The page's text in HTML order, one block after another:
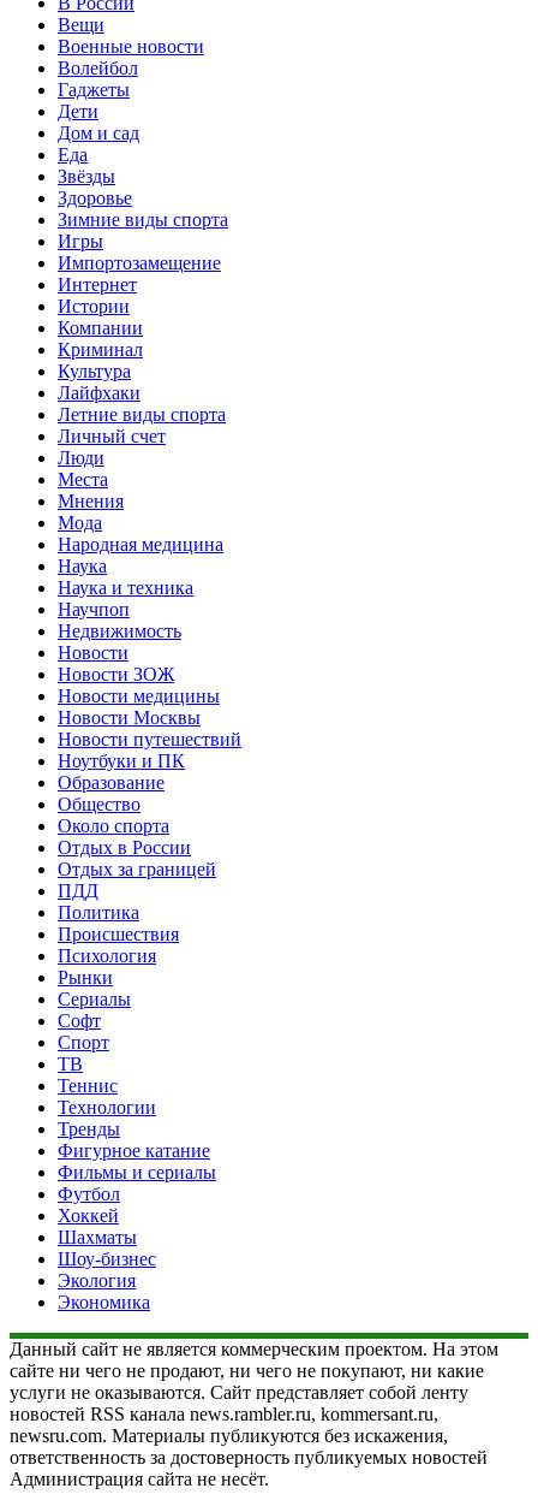
Вещи
Военные новости
Волейбол
Гаджеты
Дети
Дом и сад
Еда
Звёзды
Здоровье
Зимние виды спорта
Игры
Импортозамещение
Интернет
Истории
Компании
Криминал
Культура
Лайфхаки
Летние виды спорта
Личный счет
Люди
Места
Мнения
Мода
Народная медицина
Наука
Наука и техника
Научпоп
Недвижимость
Новости
Новости ЗОЖ
Новости медицины
Новости Москвы
Новости путешествий
Ноутбуки и ПК
Образование
Общество
Около спорта
Отдых в России
Отдых за границей
ПДД
Политика
Происшествия
Психология
Рынки
Сериалы
Софт
Спорт
ТВ
Теннис
Технологии
Тренды
Фигурное катание
Фильмы и сериалы
Футбол
Хоккей
Шахматы
Шоу-бизнес
Экология
Экономика
Данный сайт не является коммерческим проектом. На этом
сайте ни чего не продают, ни чего не покупают, ни какие
услуги не оказываются. Сайт представляет собой ленту
новостей RSS канала news.rambler.ru, kommersant.ru,
newsru.com. Материалы публикуются без искажения,
ответственность за достоверность публикуемых новостей
Администрация сайта не несёт.